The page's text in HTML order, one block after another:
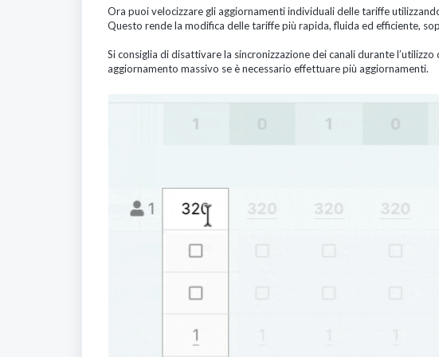
Ora puoi velocizzare gli aggiornamenti individuali delle tariffe
Questo rende la modifica delle tariffe più rapida, fluida ed efficiente,
Si consiglia di disattivare la sincronizzazione dei canali durante
aggiornamento massivo se è necessario effettuare più aggiornamenti.